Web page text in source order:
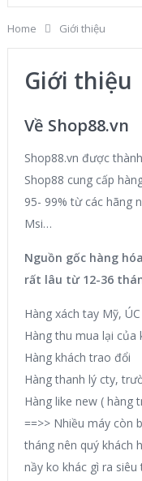
Home Giới thiệu
Giới thiệu
Về Shop88.vn
Shop88.vn được
Shop88 cung cấp
95- 99% từ các hãng
Msi…
Nguồn gốc hàng
rất lâu từ 12-36
Hàng xách tay Mỹ, ÚC
Hàng thu mua lại của
Hàng khách trao đổi
Hàng thanh lý cty,
Hàng like new ( hàng
==>> Nhiều máy còn
tháng nên quý khách
nầy ko khác gì ra